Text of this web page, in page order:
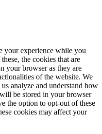
your experience while you
the cookies that are
your browser as they are
of the website. We
analyze and understand how
be stored in your browser
the option to opt-out of these
cookies may affect your